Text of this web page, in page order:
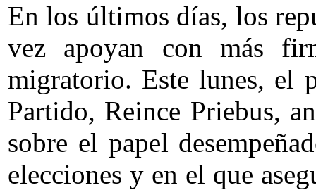
En los últimos días, los
vez apoyan con más
migratorio. Este lunes, el
Partido, Reince Priebus,
sobre el papel
elecciones y en el que